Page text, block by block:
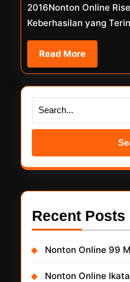
2016Nonton Online
Keberhasilan yang
Read MoreRead
More
Search
Recent Posts
Nonton Online 99
Nonton Online